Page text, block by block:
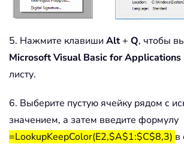
5. Нажмите клавиши Alt+ Q, чтобы
Microsoft Visual Basic for Applications
листу.
6. Выберите пустую ячейку рядом с
значением, а затем введите формулу
=LookupKeepColor(E2,$A$1:$C$8,3) в